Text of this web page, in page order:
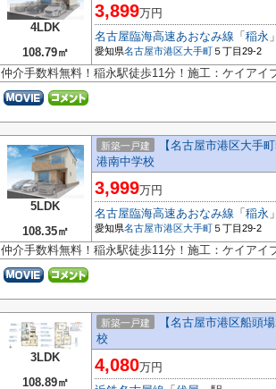
4LDK
108.79㎡
3,899万円
名古屋臨海高速あおなみ線 「 稲永
愛知県名古屋市港区大手町 ５丁目29-2
仲介手数料無料！稲永駅徒歩11分！施工：ケイアイ
5LDK
108.35㎡
新築一戸建
【名古屋市港区大手
港南中学校
3,999万円
名古屋臨海高速あおなみ線 「 稲永
愛知県名古屋市港区大手町 ５丁目29-2
仲介手数料無料！稲永駅徒歩11分！施工：ケイアイ
3LDK
108.89㎡
新築一戸建
【名古屋市港区船頭
校
4,080万円